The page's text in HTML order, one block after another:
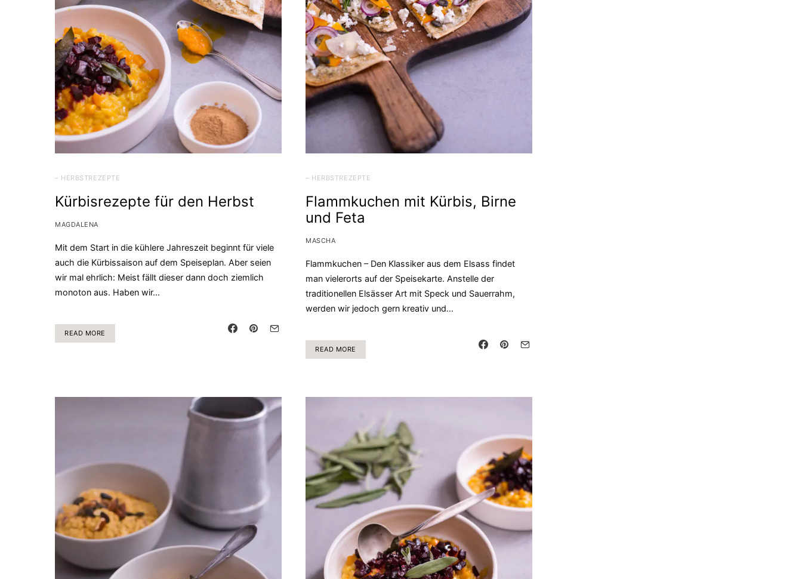
– HERBSTREZEPTE
Kürbisrezepte für den Herbst
MAGDALENA
Mit dem Start in die kühlere Jahreszeit beginnt für viele
auch die Kürbissaison auf dem Speiseplan. Aber seien
wir mal ehrlich: Meist fällt dieser dann doch ziemlich
monoton aus. Haben wir…
READ MORE
– HERBSTREZEPTE
Flammkuchen mit Kürbis, Birne
und Feta
MASCHA
Flammkuchen – Den Klassiker aus dem Elsass findet
man vielerorts auf der Speisekarte. Anstelle der
traditionellen Elsässer Art mit Speck und Sauerrahm,
werden wir jedoch gern kreativ und…
READ MORE